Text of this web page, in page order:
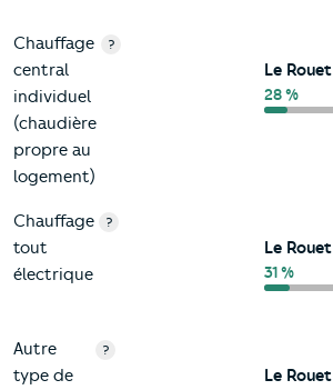
Chauffage
central
individuel
(chaudière
propre au
logement)
?
Le Rouet
28 %
Chauffage
tout
électrique
?
Le Rouet
31 %
Autre
type de
?
Le Rouet